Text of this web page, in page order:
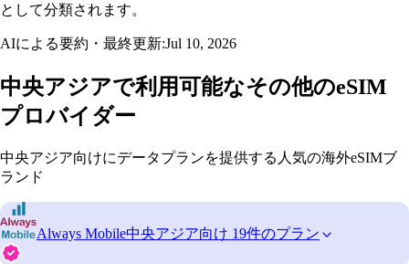
として分類されます。
AIによる要約・最終更新:Jul 10, 2026
中央アジアで利用可能なその他のeSIM
プロバイダー
中央アジア向けにデータプランを提供する人気の海外eSIMブ
ランド
Always Mobile中央アジア向け 19件のプラン